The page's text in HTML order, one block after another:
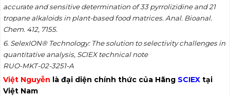
accurate and sensitive determination of 33 pyrrolizidine and 21
tropane alkaloids in plant-based food matrices. Anal. Bioanal.
Chem. 412, 7155.
6. SelexION® Technology: The solution to selectivity challenges in
quantitative analysis, SCIEX technical note
RUO-MKT-02-3251-A
Việt Nguyễn là đại diện chính thức của Hãng SCIEX tại
Việt Nam